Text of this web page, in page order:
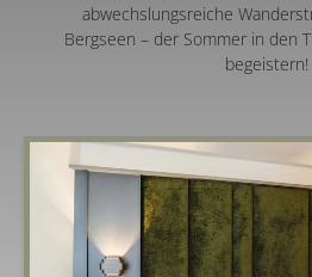
abwechslungsreiche
Bergseen – der Sommer in den
begeistern!